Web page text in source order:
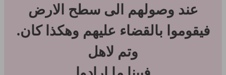
عند وصولهم الى سطح الارض
فيقوموا بالقضاء عليهم وهكذا كان.
وتم لاهل